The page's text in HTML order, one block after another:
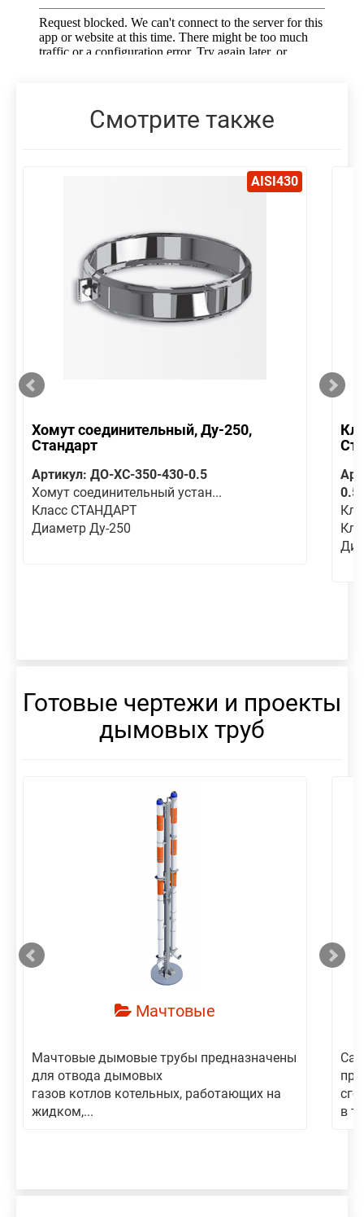
Смотрите также
AISI430
Хомут соединительный, Ду-250,
Стандарт
Артикул: ДО-ХС-350-430-0.5
Хомут соединительный устан...
Класс СТАНДАРТ
Диаметр Ду-250
Готовые чертежи и проекты
дымовых труб
Мачтовые
Мачтовые дымовые трубы предназначены
для отвода дымовых
газов котлов котельных, работающих на
жидком,...
в